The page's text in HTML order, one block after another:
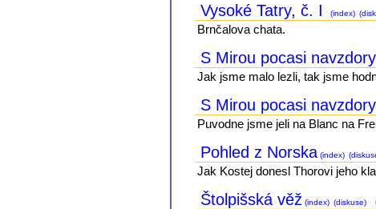
Vysoké Tatry, č. I (index)
Brnčalova chata.
S Mirou pocasi
Jak jsme malo lezli, tak jsme
S Mirou pocasi
Puvodne jsme jeli na Blanc na
Pohled z Norska (index)
Jak Kostej donesl Thorovi jeho
Štolpišská věž (index) (diskuse)